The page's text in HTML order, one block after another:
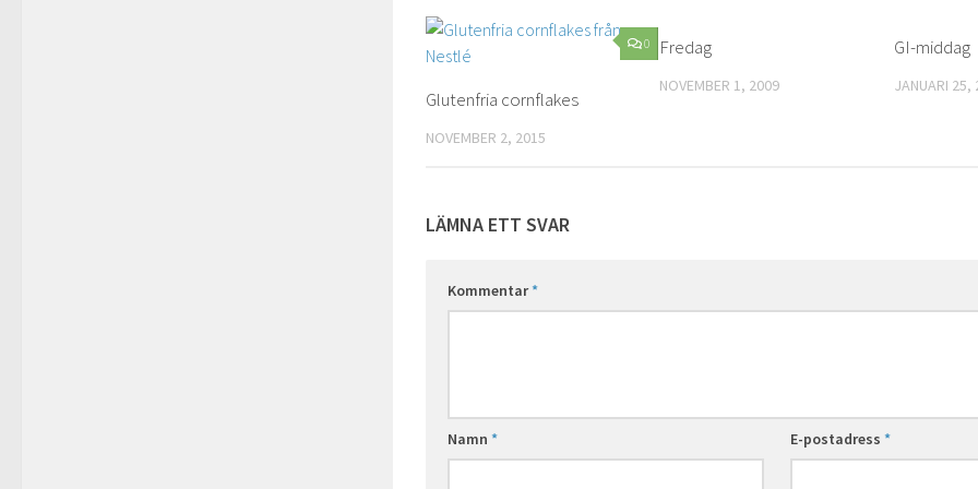
0
Glutenfria cornflakes
NOVEMBER 2, 2015
Fredag
NOVEMBER 1, 2009
GI-middag
JANUARI 25,
LÄMNA ETT SVAR
Kommentar*
Namn * E-postadress*